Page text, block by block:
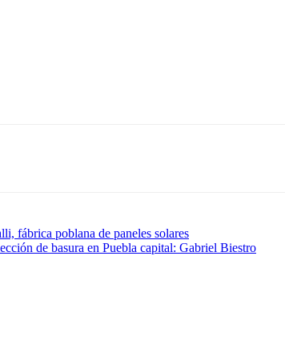
fábrica poblana de paneles solares
de basura en Puebla capital: Gabriel Biestro